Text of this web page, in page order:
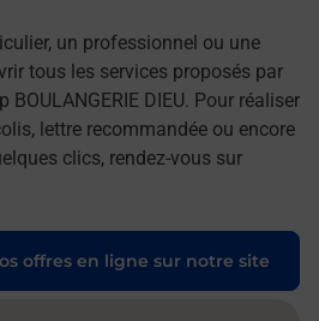
un professionnel ou une
tous les services proposés par
DIEU. Pour réaliser
lettre recommandée ou encore
clics, rendez-vous sur
offres en ligne sur notre site